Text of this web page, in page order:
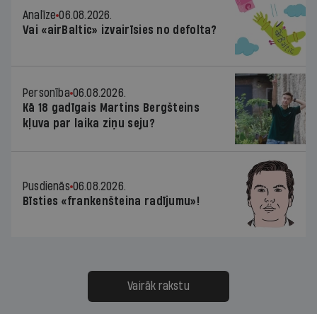
Analīze 06.08.2026.
Vai «airBaltic» izvairīsies no defolta?
Personība 06.08.2026.
Kā 18 gadīgais Martins Bergšteins
kļuva par laika ziņu seju?
Pusdienās 06.08.2026.
Bīsties «frankenšteina radījumu»!
Vairāk rakstu